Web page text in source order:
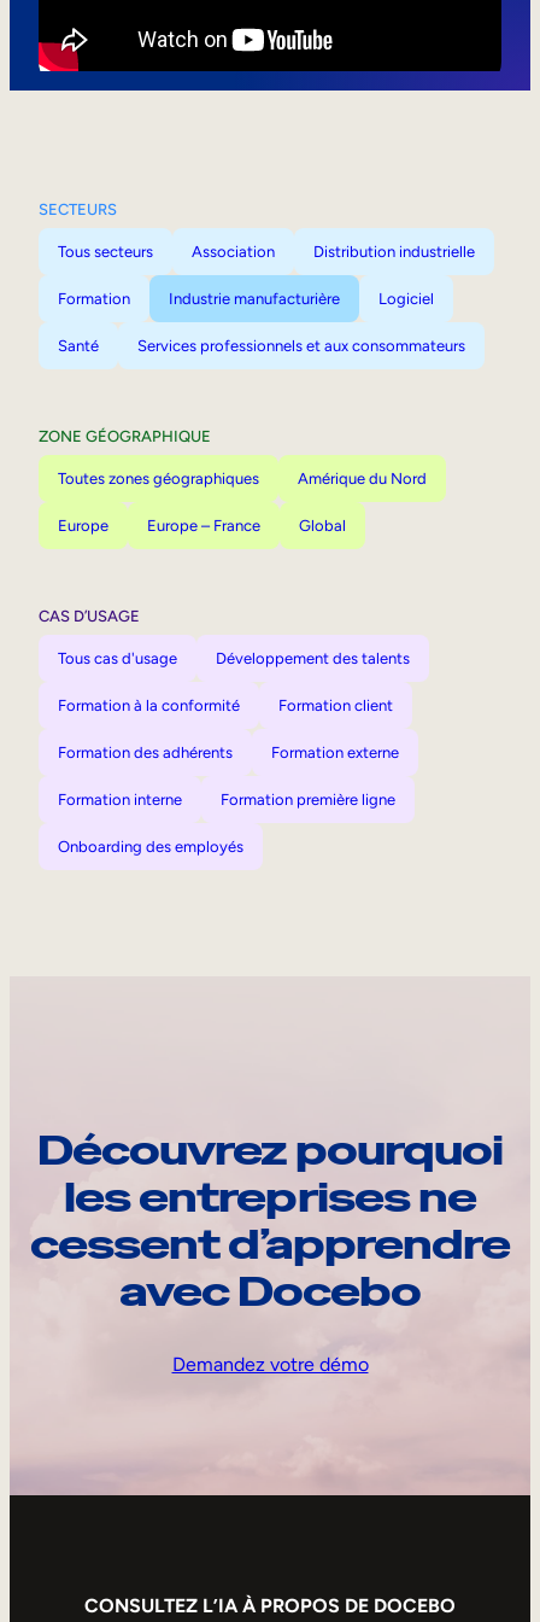
SECTEURS
Tous secteurs Association Distribution industrielle
Formation Industrie manufacturière Logiciel
Santé Services professionnels et aux consommateurs
ZONE GÉOGRAPHIQUE
Toutes zones géographiques Amérique du Nord
Europe Europe – France Global
CAS D’USAGE
Tous cas d'usage Développement des talents
Formation à la conformité Formation client
Formation des adhérents Formation externe
Formation interne Formation première ligne
Onboarding des employés
Découvrez pourquoi
les entreprises ne
cessent d’apprendre
avec Docebo
Demandez votre démo
CONSULTEZ L’IA À PROPOS DE DOCEBO